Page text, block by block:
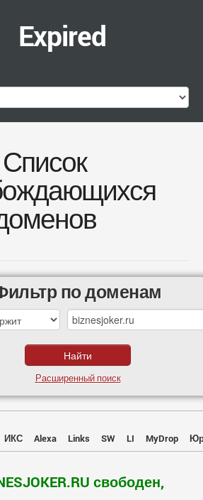
Expired
Список
по доменам
Расширенный поиск
ИКС Alexa Links SW LI MyDrop
свободен,